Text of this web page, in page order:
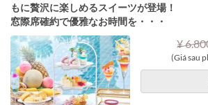
もに贅沢に楽しめるスイーツが登場！
窓際席確約で優雅なお時間を・・・
¥
(Giá sau